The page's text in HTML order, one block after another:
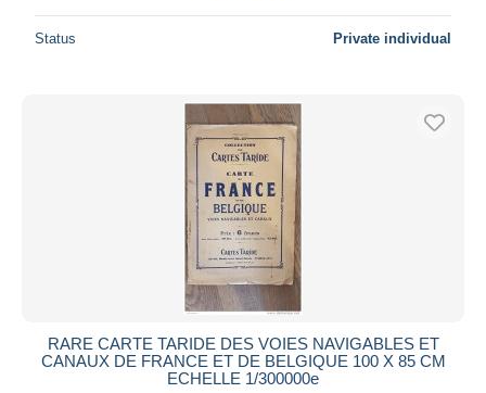
Status Private individual
RARE CARTE TARIDE DES VOIES NAVIGABLES ET
CANAUX DE FRANCE ET DE BELGIQUE 100 X 85 CM
ECHELLE 1/300000e